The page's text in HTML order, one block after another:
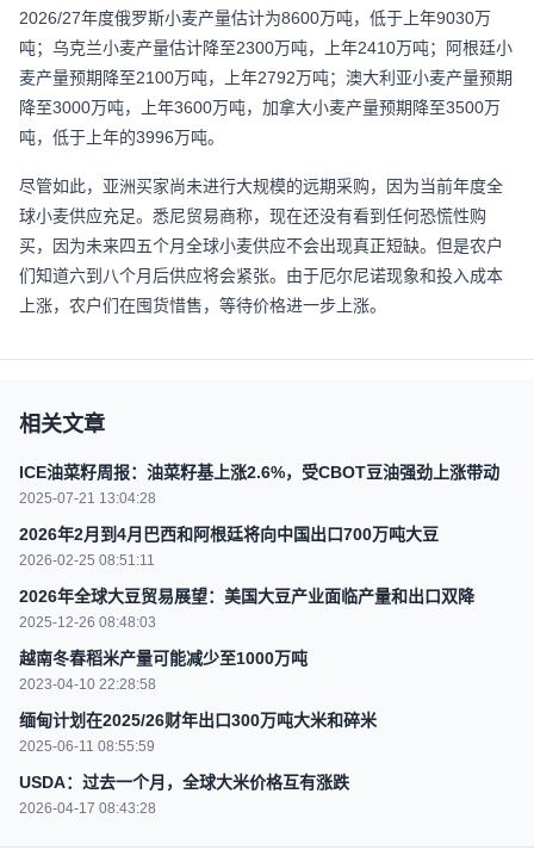
2026/27年度俄罗斯小麦产量估计为8600万吨，低于上年9030万
吨；乌克兰小麦产量估计降至2300万吨，上年2410万吨；阿根廷小
麦产量预期降至2100万吨，上年2792万吨；澳大利亚小麦产量预期
降至3000万吨，上年3600万吨，加拿大小麦产量预期降至3500万
吨，低于上年的3996万吨。
尽管如此，亚洲买家尚未进行大规模的远期采购，因为当前年度全
球小麦供应充足。悉尼贸易商称，现在还没有看到任何恐慌性购
买，因为未来四五个月全球小麦供应不会出现真正短缺。但是农户
们知道六到八个月后供应将会紧张。由于厄尔尼诺现象和投入成本
上涨，农户们在囤货惜售，等待价格进一步上涨。
相关文章
ICE油菜籽周报：油菜籽基上涨2.6%，受CBOT豆油强劲上涨带动
2025-07-21 13:04:28
2026年2月到4月巴西和阿根廷将向中国出口700万吨大豆
2026-02-25 08:51:11
2026年全球大豆贸易展望：美国大豆产业面临产量和出口双降
2025-12-26 08:48:03
越南冬春稻米产量可能减少至1000万吨
2023-04-10 22:28:58
缅甸计划在2025/26财年出口300万吨大米和碎米
2025-06-11 08:55:59
USDA：过去一个月，全球大米价格互有涨跌
2026-04-17 08:43:28